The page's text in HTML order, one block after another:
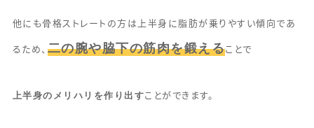
他にも骨格ストレートの方は上半身に脂肪が乗りやすい傾向であ
るため、 二の腕や脇下の筋肉を鍛えることで
上半身のメリハリを作り出すことができます。